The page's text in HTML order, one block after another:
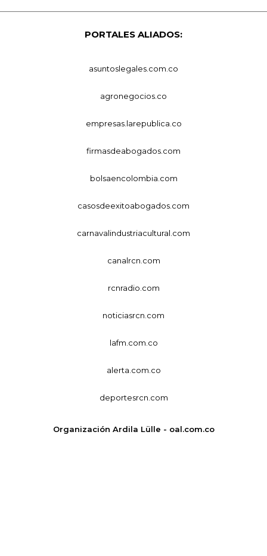
PORTALES ALIADOS:
asuntoslegales.com.co
agronegocios.co
empresas.larepublica.co
firmasdeabogados.com
bolsaencolombia.com
casosdeexitoabogados.com
carnavalindustriacultural.com
canalrcn.com
rcnradio.com
noticiasrcn.com
lafm.com.co
alerta.com.co
deportesrcn.com
Organización Ardila Lülle - oal.com.co